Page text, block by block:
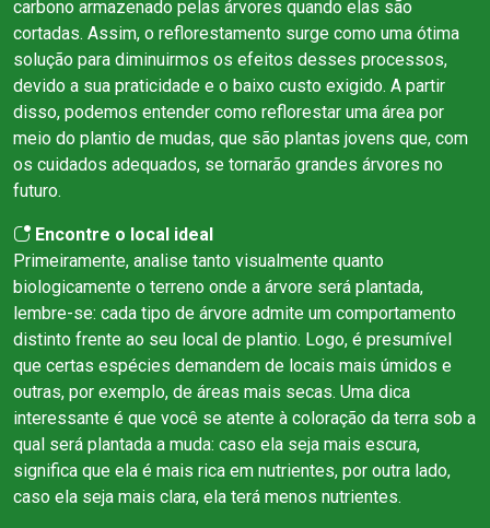
carbono armazenado pelas árvores quando elas são
cortadas. Assim, o reflorestamento surge como uma ótima
solução para diminuirmos os efeitos desses processos,
devido a sua praticidade e o baixo custo exigido. A partir
disso, podemos entender como reflorestar uma área por
meio do plantio de mudas, que são plantas jovens que, com
os cuidados adequados, se tornarão grandes árvores no
futuro.
Encontre o local ideal
Primeiramente, analise tanto visualmente quanto
biologicamente o terreno onde a árvore será plantada,
lembre-se: cada tipo de árvore admite um comportamento
distinto frente ao seu local de plantio. Logo, é presumível
que certas espécies demandem de locais mais úmidos e
outras, por exemplo, de áreas mais secas. Uma dica
interessante é que você se atente à coloração da terra sob a
qual será plantada a muda: caso ela seja mais escura,
significa que ela é mais rica em nutrientes, por outra lado,
caso ela seja mais clara, ela terá menos nutrientes.